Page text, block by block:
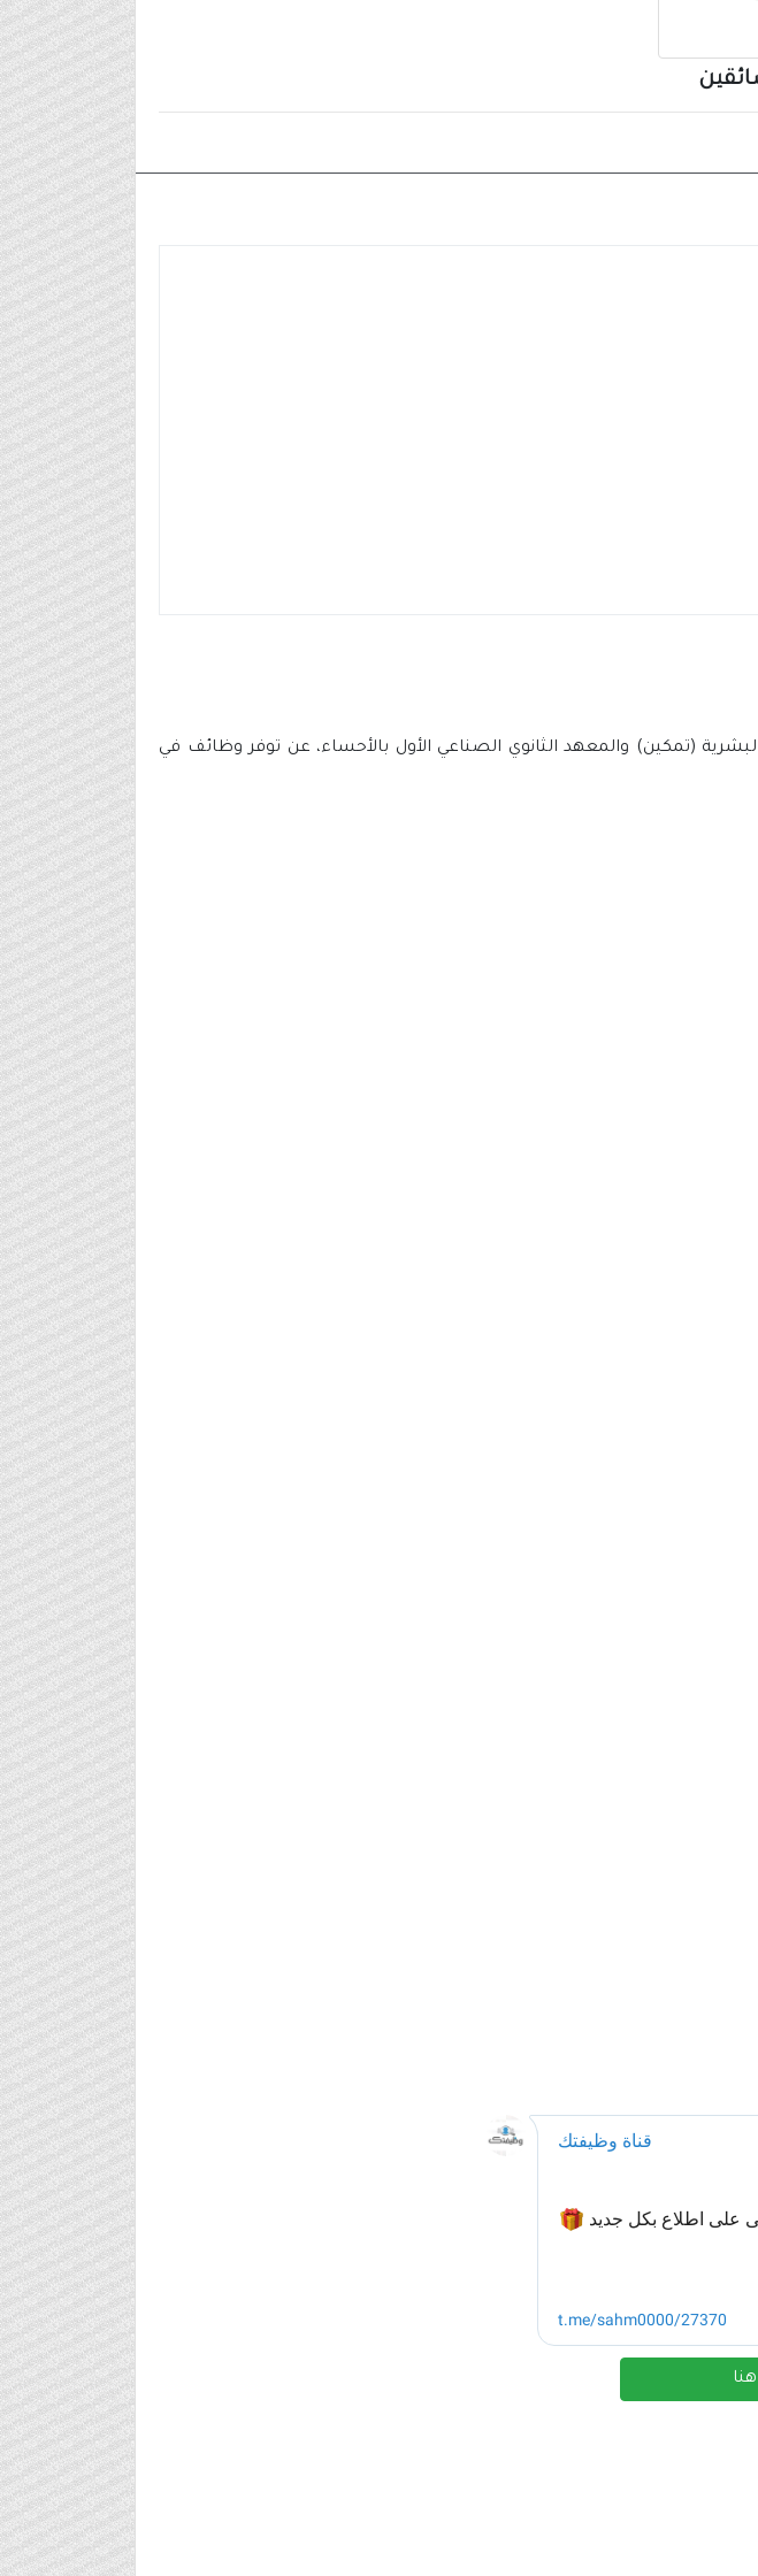
(تمكين) والمعهد الثانوي الصناعي الأول بالأحساء، عن توفر وظائف في